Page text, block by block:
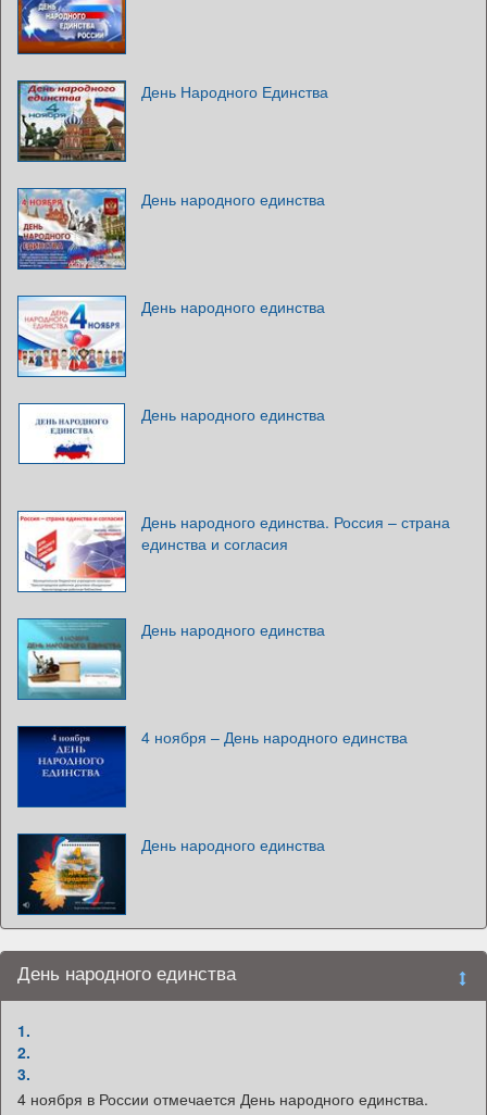
День Народного Единства
День народного единства
День народного единства
День народного единства
День народного единства. Россия – страна
единства и согласия
День народного единства
4 ноября – День народного единства
День народного единства
День народного единства
1.
2.
3.
4 ноября в России отмечается День народного единства.